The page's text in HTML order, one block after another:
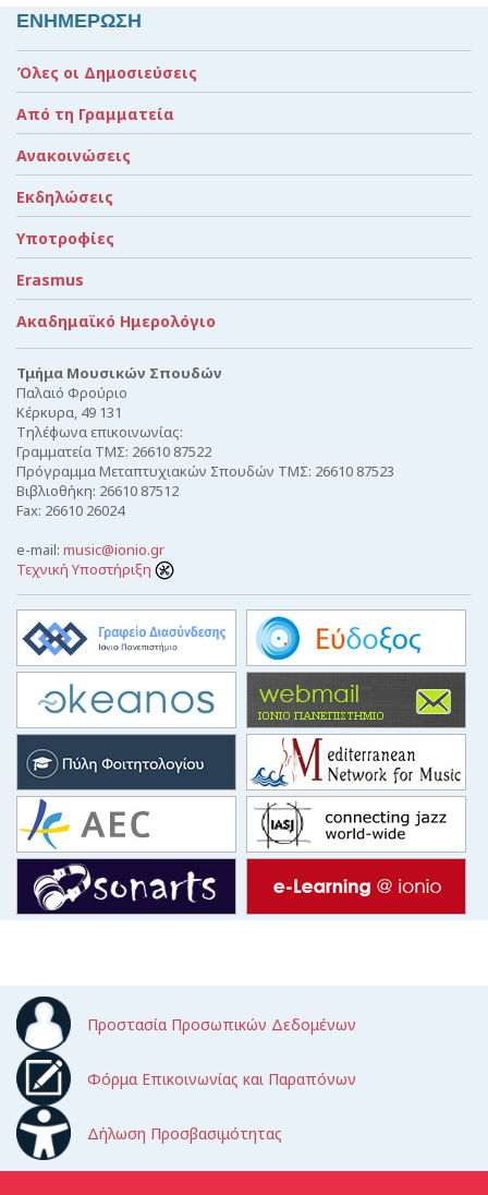
ΕΝΗΜΕΡΩΣΗ
Όλες οι Δημοσιεύσεις
Από τη Γραμματεία
Ανακοινώσεις
Εκδηλώσεις
Υποτροφίες
Erasmus
Ακαδημαϊκό Ημερολόγιο
Τμήμα Μουσικών Σπουδών
Παλαιό Φρούριο
Κέρκυρα, 49 131
Τηλέφωνα επικοινωνίας:
Γραμματεία ΤΜΣ: 26610 87522
Πρόγραμμα Μεταπτυχιακών Σπουδών ΤΜΣ: 26610 87523
Βιβλιοθήκη: 26610 87512
Fax: 26610 26024
e-mail: music@ionio.gr
Τεχνική Υποστήριξη
Προστασία Προσωπικών Δεδομένων
Φόρμα Επικοινωνίας και Παραπόνων
Δήλωση Προσβασιμότητας